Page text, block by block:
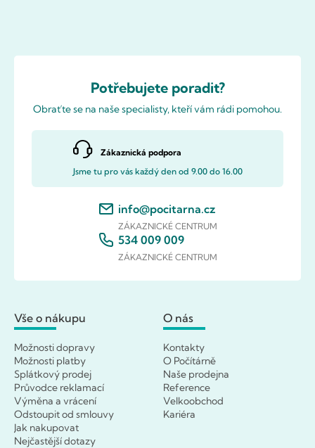
Potřebujete poradit?
Obraťte se na naše specialisty, kteří vám rádi pomohou.
Zákaznická podpora
Jsme tu pro vás každý den od 9.00 do 16.00
info@pocitarna.cz
ZÁKAZNICKÉ CENTRUM
534 009 009
ZÁKAZNICKÉ CENTRUM
Vše o nákupu
Možnosti dopravy
Možnosti platby
Splátkový prodej
Průvodce reklamací
Výměna a vrácení
Odstoupit od smlouvy
Jak nakupovat
Nejčastější dotazy
O nás
Kontakty
O Počítárně
Naše prodejna
Reference
Velkoobchod
Kariéra